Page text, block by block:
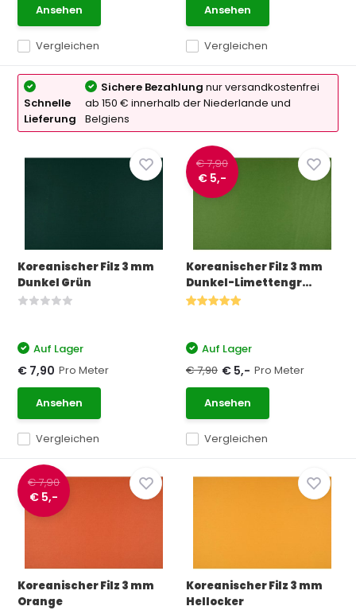
Vergleichen
Ansehen
Vergleichen
Ansehen
Schnelle
Lieferung
Sichere Bezahlung nur versandkostenfrei
ab 150 € innerhalb der Niederlande und
Belgiens
Koreanischer Filz 3 mm
Dunkel Grün
Vergleichen
Auf Lager
€ 7,90 Pro Meter
Ansehen
€ 7,90
€ 5,-
Koreanischer Filz 3 mm
Dunkel-Limettengr...
Vergleichen
Auf Lager
€ 7,90 € 5,- Pro Meter
Ansehen
€ 7,90
€ 5,-
Koreanischer Filz 3 mm
Orange
Koreanischer Filz 3 mm
Hellocker